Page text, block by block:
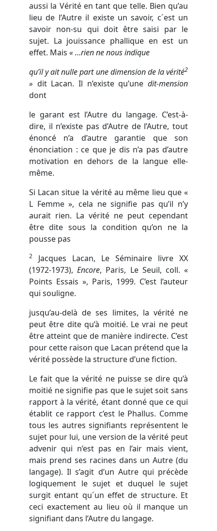
aussi la Vérité en tant que telle. Bien qu’au
lieu de l’Autre il existe un savoir, c´est un
savoir non-su qui doit être saisi par le
sujet. La jouissance phallique en est un
effet. Mais « …rien ne nous indique
qu’il y ait nulle part une dimension de la vérité2
» dit Lacan. Il n’existe qu’unedit-mension
dont
le garant est l’Autre du langage. C’est-à-
dire, il n’existe pas d’Autre de l’Autre, tout
énoncé n’a d’autre garantie que son
énonciation : ce que je dis n’a pas d’autre
motivation en dehors de la langue elle-
même.
Si Lacan situe la vérité au même lieu que «
L Femme », cela ne signifie pas qu’il n’y
aurait rien. La vérité ne peut cependant
être dite sous la condition qu’on ne la
pousse pas
2
Jacques Lacan, Le Séminaire livre XX
(1972-1973),Encore, Paris, Le Seuil, coll. «
Points Essais », Paris, 1999. C’est l’auteur
qui souligne.
jusqu’au-delà de ses limites, la vérité ne
peut être dite qu’à moitié. Le vrai ne peut
être atteint que de manière indirecte. C’est
pour cette raison que Lacan prétend que la
vérité possède la structure d’une fiction.
Le fait que la vérité ne puisse se dire qu’à
moitié ne signifie pas que le sujet soit sans
rapport à la vérité, étant donné que ce qui
établit ce rapport c’est le Phallus. Comme
tous les autres signifiants représentent le
sujet pour lui, une version de la vérité peut
advenir qui n’est pas en l’air mais vient,
mais prend ses racines dans un Autre (du
langage). Il s’agit d’un Autre qui précède
logiquement le sujet et duquel le sujet
surgit entant qu´un effet de structure. Et
ceci exactement au lieu où il manque un
signifiant dans l’Autre du langage.